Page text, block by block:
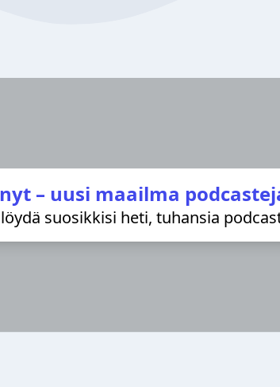
– uusi maailma
suosikkisi heti, tuhansia